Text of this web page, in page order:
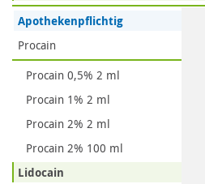
Apothekenpflichtig
Procain
Procain 0,5% 2 ml
Procain 1% 2 ml
Procain 2% 2 ml
Procain 2% 100 ml
Lidocain